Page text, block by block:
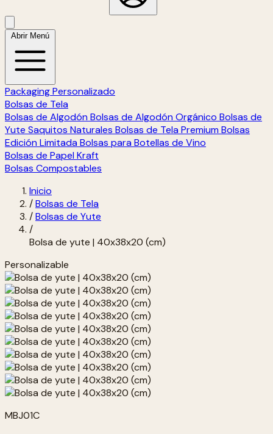
Abrir Menú
Packaging Personalizado
Bolsas de Tela
Bolsas de Algodón Bolsas de Algodón Orgánico Bolsas de
Yute Saquitos Naturales Bolsas de Tela Premium Bolsas
Edición Limitada Bolsas para Botellas de Vino
Bolsas de Papel Kraft
Bolsas Compostables
Inicio
/Bolsas de Tela
/Bolsas de Yute
/
Bolsa de yute | 40x38x20 (cm)
Personalizable
MBJ01C